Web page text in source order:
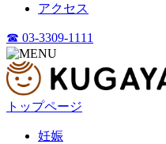
アクセス
☎ 03-3309-1111
トップページ
妊娠